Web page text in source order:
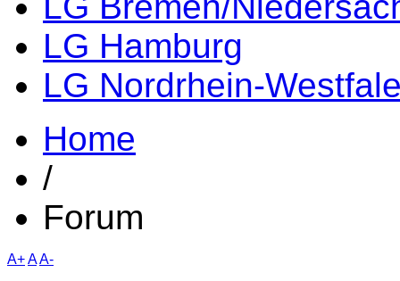
LG Hamburg
LG Nordrhein-
Home
/
Forum
A+AA-